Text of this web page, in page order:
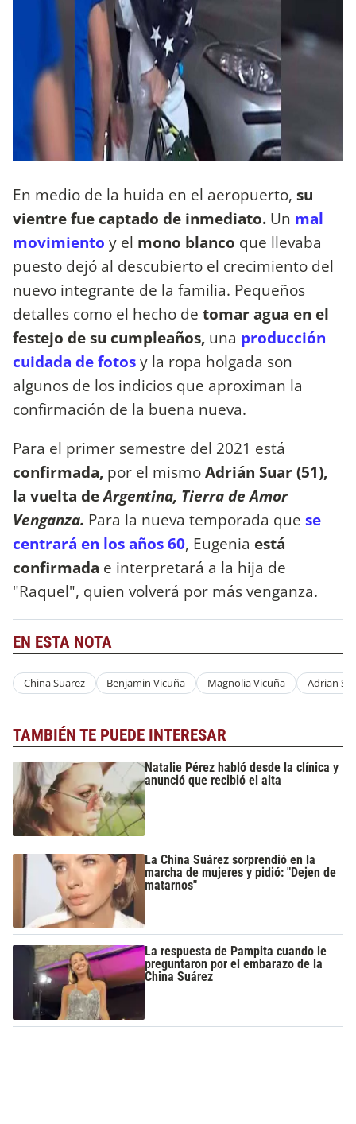
En medio de la huida en el aeropuerto, su
vientre fue captado de inmediato. Un mal
movimiento y el mono blanco que llevaba
puesto dejó al descubierto el crecimiento del
nuevo integrante de la familia. Pequeños
detalles como el hecho de tomar agua en el
festejo de su cumpleaños, una producción
cuidada de fotosy la ropa holgada son
algunos de los indicios que aproximan la
confirmación de la buena nueva.
Para el primer semestre del 2021 está
confirmada, por el mismoAdrián Suar (51),
la vuelta deArgentina, Tierra de Amor
Venganza. Para la nueva temporada que se
centrará en los años 60, Eugenia está
confirmada e interpretará a la hija de
"Raquel", quien volverá por más venganza.
EN ESTA NOTA
China Suarez Benjamin Vicuña Magnolia Vicuña Adrian
TAMBIÉN TE PUEDE INTERESAR
Natalie Pérez habló desde la clínica y
anunció que recibió el alta
La China Suárez sorprendió en la
marcha de mujeres y pidió: "Dejen de
matarnos"
La respuesta de Pampita cuando le
preguntaron por el embarazo de la
China Suárez